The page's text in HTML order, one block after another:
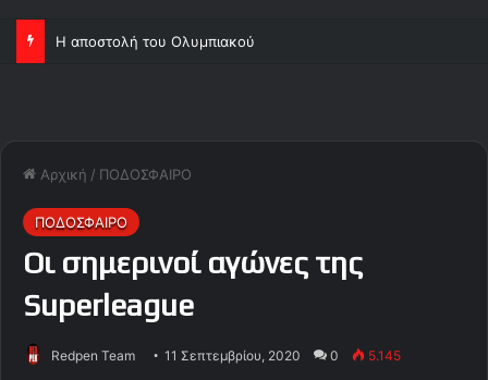
Η αποστολή του Ολυμπιακού
Αρχική / ΠΟΔΟΣΦΑΙΡΟ
ΠΟΔΟΣΦΑΙΡΟ
Οι σημερινοί αγώνες της
Superleague
Redpen Team 11 Σεπτεμβρίου, 2020 0 5.145